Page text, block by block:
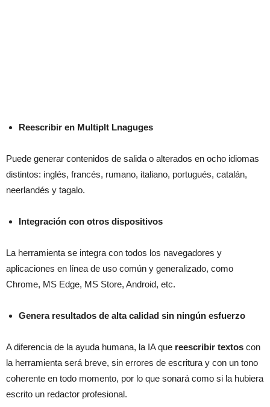
Reescribir en Multiplt Lnaguges
Puede generar contenidos de salida o alterados en ocho idiomas
distintos: inglés, francés, rumano, italiano, portugués, catalán,
neerlandés y tagalo.
Integración con otros dispositivos
La herramienta se integra con todos los navegadores y
aplicaciones en línea de uso común y generalizado, como
Chrome, MS Edge, MS Store, Android, etc.
Genera resultados de alta calidad sin ningún esfuerzo
A diferencia de la ayuda humana, la IA que reescribir textos con
la herramienta será breve, sin errores de escritura y con un tono
coherente en todo momento, por lo que sonará como si la hubiera
escrito un redactor profesional.